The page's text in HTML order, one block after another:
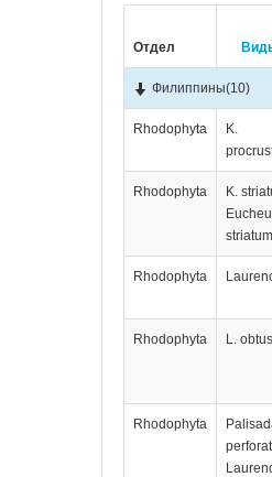
Отдел
Филиппины(10)
Rhodophyta
K.
Rhodophyta
K.
Rhodophyta
Rhodophyta L.
Rhodophyta